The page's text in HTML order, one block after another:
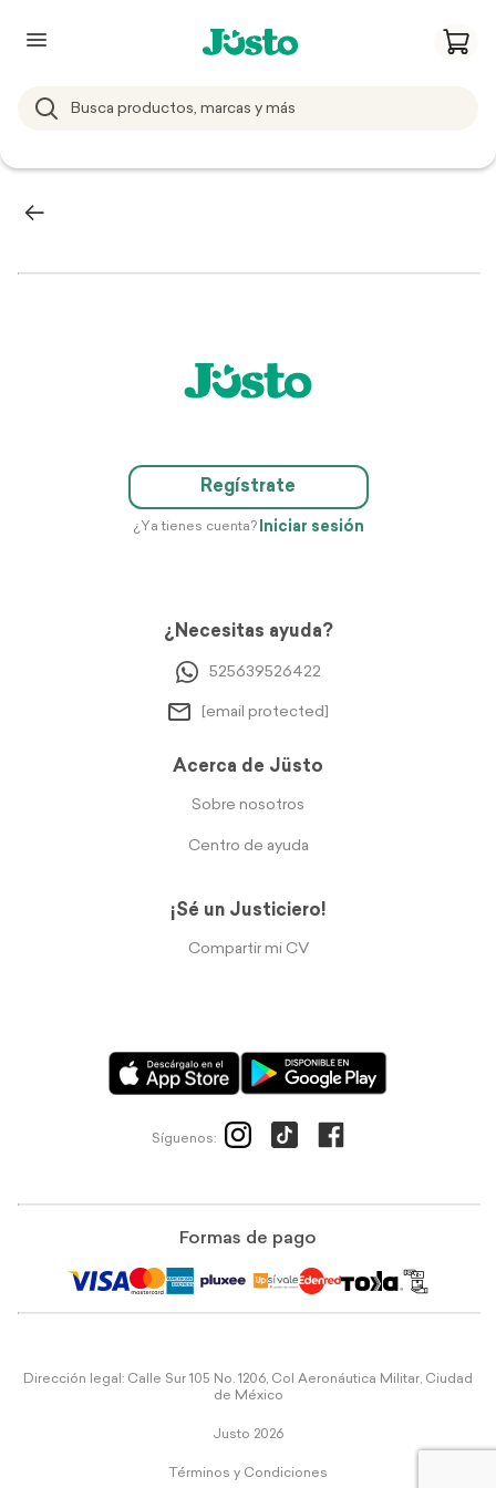
Regístrate
¿Ya tienes cuenta? Iniciar sesión
¿Necesitas ayuda?
525639526422
[email protected]
Acerca de Jüsto
Sobre nosotros
Centro de ayuda
¡Sé un Justiciero!
Compartir mi CV
Síguenos:
Formas de pago
Dirección legal: Calle Sur 105 No. 1206, Col Aeronáutica Militar, Ciudad
de México
Justo 2026
Términos y Condiciones